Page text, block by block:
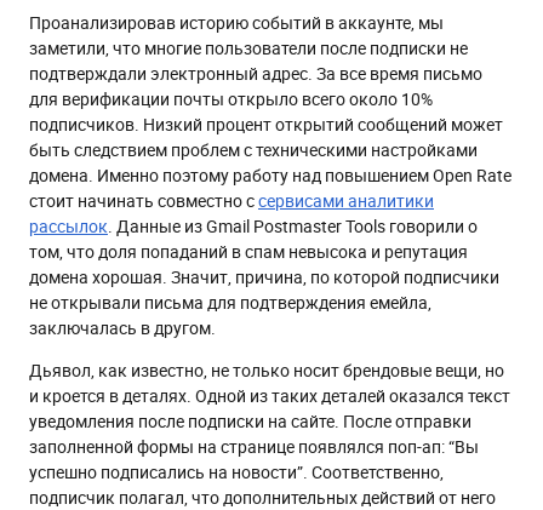
Проанализировав историю событий в аккаунте, мы
заметили, что многие пользователи после подписки не
подтверждали электронный адрес. За все время письмо
для верификации почты открыло всего около 10%
подписчиков. Низкий процент открытий сообщений может
быть следствием проблем с техническими настройками
домена. Именно поэтому работу над повышением Open Rate
стоит начинать совместно ссервисами аналитики
рассылок. Данные из Gmail Postmaster Tools говорили о
том, что доля попаданий в спам невысока и репутация
домена хорошая. Значит, причина, по которой подписчики
не открывали письма для подтверждения емейла,
заключалась в другом.
Дьявол, как известно, не только носит брендовые вещи, но
и кроется в деталях. Одной из таких деталей оказался текст
уведомления после подписки на сайте. После отправки
заполненной формы на странице появлялся поп-ап: “Вы
успешно подписались на новости”. Соответственно,
подписчик полагал, что дополнительных действий от него